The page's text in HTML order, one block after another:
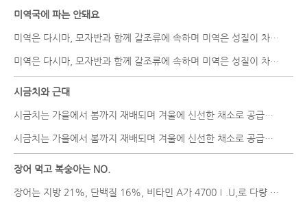
미역국에 파는 안돼요
미역은 다시마, 모자반과 함께 갈조류에 속하며 미역은 성질이 차고 ..
미역은 다시마, 모자반과 함께 갈조류에 속하며 미역은 성질이 차고 ..
시금치와 근대
시금치는 가을에서 봄까지 재배되며 겨울에 신선한 채소로 공급될 수 ..
시금치는 가을에서 봄까지 재배되며 겨울에 신선한 채소로 공급될 수 ..
장어 먹고 복숭아는 NO.
장어는 지방 21%, 단백질 16%, 비타민 A가 4700Ⅰ.U,로 다량 함유되어 ..